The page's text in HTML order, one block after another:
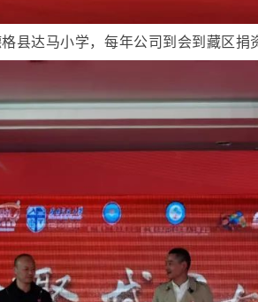
县达马小学，每年公司到会到藏区捐